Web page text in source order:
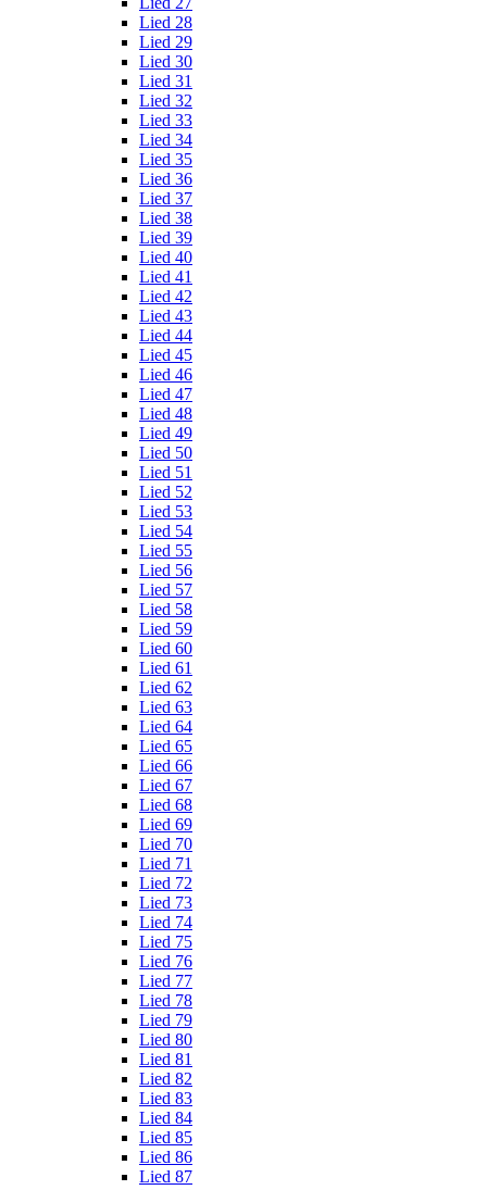
Lied 28
Lied 29
Lied 30
Lied 31
Lied 32
Lied 33
Lied 34
Lied 35
Lied 36
Lied 37
Lied 38
Lied 39
Lied 40
Lied 41
Lied 42
Lied 43
Lied 44
Lied 45
Lied 46
Lied 47
Lied 48
Lied 49
Lied 50
Lied 51
Lied 52
Lied 53
Lied 54
Lied 55
Lied 56
Lied 57
Lied 58
Lied 59
Lied 60
Lied 61
Lied 62
Lied 63
Lied 64
Lied 65
Lied 66
Lied 67
Lied 68
Lied 69
Lied 70
Lied 71
Lied 72
Lied 73
Lied 74
Lied 75
Lied 76
Lied 77
Lied 78
Lied 79
Lied 80
Lied 81
Lied 82
Lied 83
Lied 84
Lied 85
Lied 86
Lied 87